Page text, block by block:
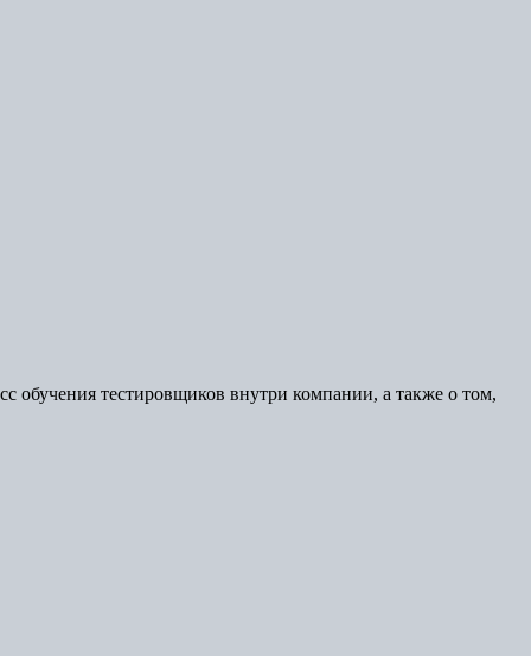
обучения тестировщиков внутри компании, а также о том,